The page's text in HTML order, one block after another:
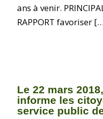
ans à venir.
RAPPORT favoriser
Le 22 mars
informe les
service public